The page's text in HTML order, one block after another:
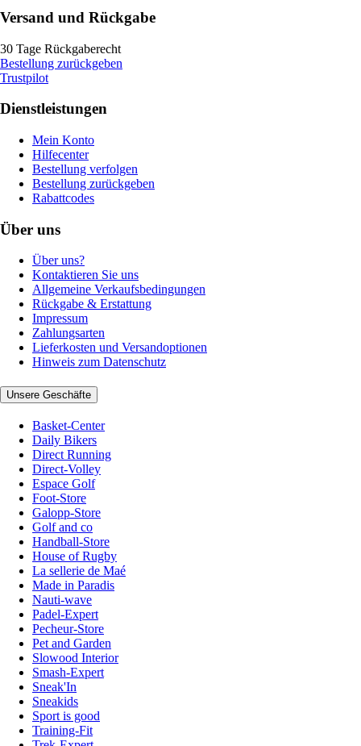
Versand und Rückgabe
30 Tage Rückgaberecht
Bestellung zurückgeben
Trustpilot
Dienstleistungen
Mein Konto
Hilfecenter
Bestellung verfolgen
Bestellung zurückgeben
Rabattcodes
Über uns
Über uns?
Kontaktieren Sie uns
Allgemeine Verkaufsbedingungen
Rückgabe & Erstattung
Impressum
Zahlungsarten
Lieferkosten und Versandoptionen
Hinweis zum Datenschutz
Unsere Geschäfte
Basket-Center
Daily Bikers
Direct Running
Direct-Volley
Espace Golf
Foot-Store
Galopp-Store
Golf and co
Handball-Store
House of Rugby
La sellerie de Maé
Made in Paradis
Nauti-wave
Padel-Expert
Pecheur-Store
Pet and Garden
Slowood Interior
Smash-Expert
Sneak'In
Sneakids
Sport is good
Training-Fit